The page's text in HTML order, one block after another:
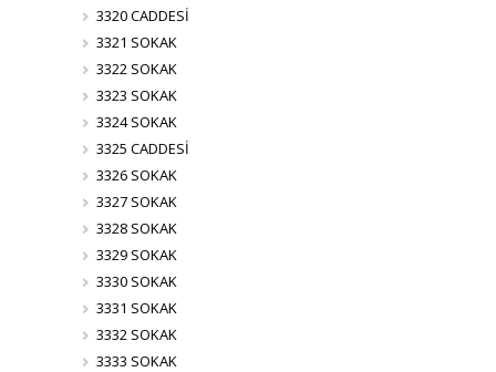
3320 CADDESİ
3321 SOKAK
3322 SOKAK
3323 SOKAK
3324 SOKAK
3325 CADDESİ
3326 SOKAK
3327 SOKAK
3328 SOKAK
3329 SOKAK
3330 SOKAK
3331 SOKAK
3332 SOKAK
3333 SOKAK